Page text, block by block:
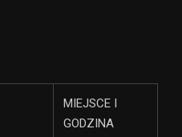
MIEJSCE I
GODZINA